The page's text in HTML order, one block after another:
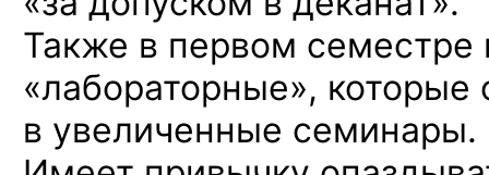
Также в первом
«лабораторные»,
в увеличенные семинары.